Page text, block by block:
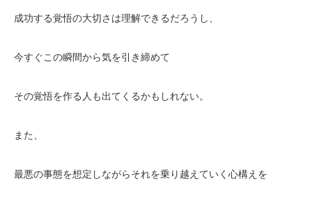
成功する覚悟の大切さは理解できるだろうし、
今すぐこの瞬間から気を引き締めて
その覚悟を作る人も出てくるかもしれない。
また、
最悪の事態を想定しながらそれを乗り越えていく心構えを